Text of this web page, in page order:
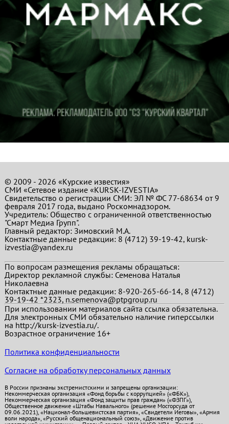
© 2009 - 2026 «Курские известия»
СМИ «Сетевое издание «KURSK-IZVESTIA»
Свидетельство о регистрации СМИ: ЭЛ № ФС 77-68634 от 9
февраля 2017 года, выдано Роскомнадзором.
Учредитель: Общество с ограниченной ответственностью
"Смарт Медиа Групп".
Главный редактор:Зимовский М.А.
Контактные данные редакции: 8 (4712) 39-19-42, kursk-
izvestia@yandex.ru
По вопросам размещения рекламы обращаться:
Директор рекламной службы: Семенова Наталья
Николаевна
Контактные данные редакции: 8-920-265-66-14, 8 (4712)
39-19-42 *2323, n.semenova@ptpgroup.ru
При использовании материалов сайта ссылка обязательна.
Для электронных СМИ обязательно наличие гиперссылки
на http://kursk-izvestia.ru/.
Возрастное ограничение 16+
Политика конфиденциальности
Согласие на обработку персональных данных
В России признаны экстремистскими и запрещены организации:
Некоммерческая организация «Фонд борьбы с коррупцией» («ФБК»),
Некоммерческая организация «Фонд защиты прав граждан» («ФЗПГ»),
Общественное движение «Штабы Навального» (решение Мосгорсуда от
09.06.2021), «Национал-большевистская партия», «Свидетели Иеговы», «Армия
воли народа», «Русский общенациональный союз», «Движение против